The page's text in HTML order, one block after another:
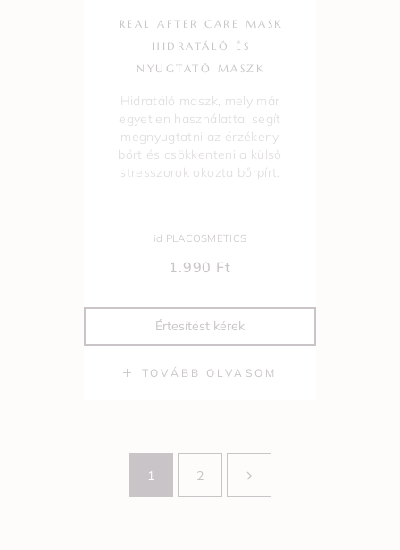
TOVÁBB OLVASOM
REAL AFTER CARE MASK
HIDRATÁLÓ ÉS
NYUGTATÓ MASZK
Hidratáló maszk, mely már
egyetlen használattal segít
megnyugtatni az érzékeny
bőrt és csökkenteni a külső
stresszorok okozta bőrpírt.
id PLACOSMETICS
1.990 Ft
Értesítést kérek
1 2